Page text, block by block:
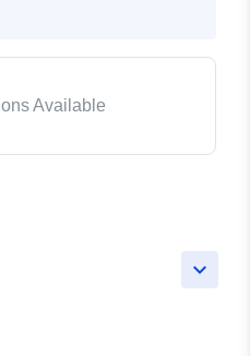
Available
keyboard_arrow_down